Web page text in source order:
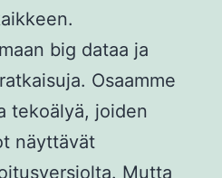
big dataa ja
Osaamme
tekoälyä, joiden
näyttävät
Mutta